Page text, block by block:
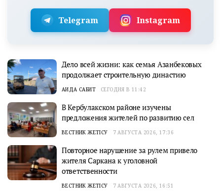
Telegram Instagram
Дело всей жизни: как семья Азанбековых
продолжает строительную династию
АИДА САБИТ СЕГОДНЯ В 11:42
В Кербулакском районе изучены
предложения жителей по развитию сел
ВЕСТНИК ЖЕТІСУ 7 АВГУСТА 2026, 17:36
Повторное нарушение за рулем привело
жителя Саркана к уголовной
ответственности
ВЕСТНИК ЖЕТІСУ 7 АВГУСТА 2026, 16:51